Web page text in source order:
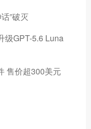
”破灭
级GPT-5.6 Luna
售价超300美元